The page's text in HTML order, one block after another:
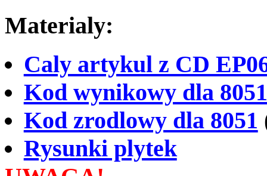
Materialy:
Caly artykul z CD
Kod wynikowy dla 8051
Kod zrodlowy dla 8051
Rysunki plytek